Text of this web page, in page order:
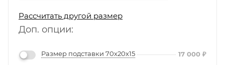
Рассчитать другой размер
Доп. опции:
Размер подставки 70х20х15 17 000 ₽